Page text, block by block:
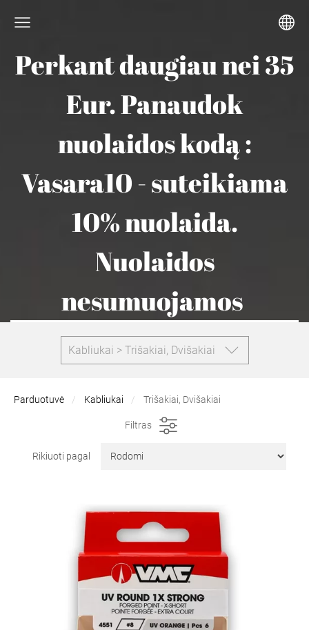
Perkant daugiau nei 35
Eur. Panaudok
nuolaidos kodą :
Vasara10 - suteikiama
10% nuolaida.
Nuolaidos
nesumuojamos
Kabliukai > Trišakiai, Dvišakiai
Parduotuvė Kabliukai Trišakiai, Dvišakiai
Filtras
Rikiuoti pagal